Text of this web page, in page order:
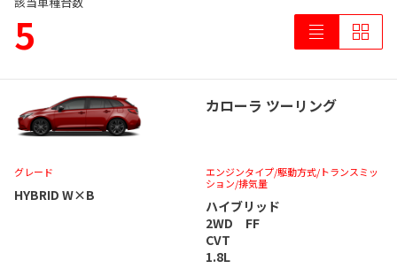
5
カローラ ツーリング
グレード
HYBRID W×B
エンジンタイプ/駆動方式/トランスミッ
ション/排気量
ハイブリッド
2WD FF
CVT
1.8L